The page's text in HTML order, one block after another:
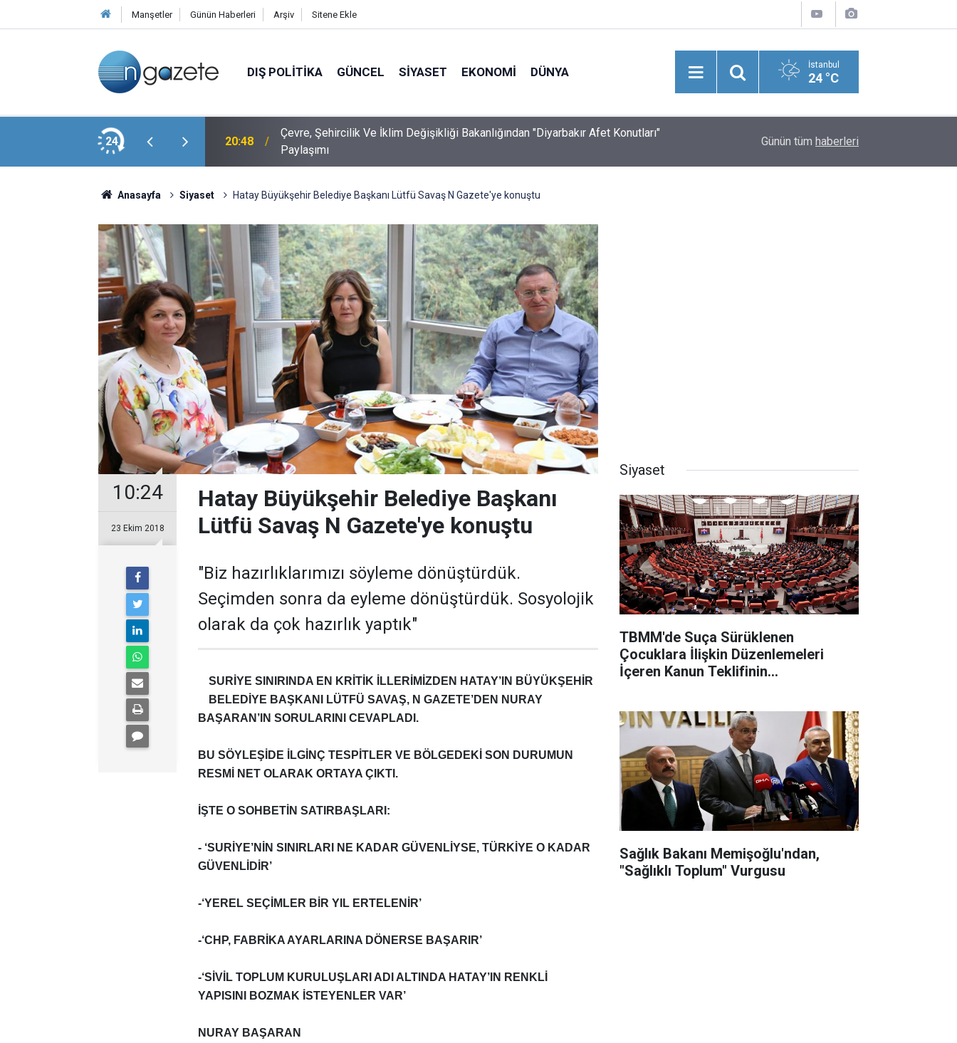
Manşetler Günün Haberleri Arşiv Sitene Ekle
DIŞ POLITIKA GÜNCEL SIYASET EKONOMI DÜNYA İstanbul
24 °C
24
Ağabeyi Hür Ağbaba, Egeşehir
20:48
Çevre, Şehircilik Ve İklim Değişikliği Bakanlığından "Diyarbakır Afet Konutları"
Paylaşımı
Yaralılar Olduğu Bildirildi
Günün tüm haberleri
Anasayfa Siyaset Hatay Büyükşehir Belediye Başkanı Lütfü Savaş N Gazete'ye konuştu
10:24
23 Ekim 2018
Hatay Büyükşehir Belediye Başkanı
Lütfü Savaş N Gazete'ye konuştu
"Biz hazırlıklarımızı söyleme dönüştürdük.
Seçimden sonra da eyleme dönüştürdük. Sosyolojik
olarak da çok hazırlık yaptık"
SURİYE SINIRINDA EN KRİTİK İLLERİMİZDEN HATAY’IN BÜYÜKŞEHİR
BELEDİYE BAŞKANI LÜTFÜ SAVAŞ, N GAZETE’DEN NURAY
BAŞARAN’IN SORULARINI CEVAPLADI.
BU SÖYLEŞİDE İLGİNÇ TESPİTLER VE BÖLGEDEKİ SON DURUMUN
RESMİ NET OLARAK ORTAYA ÇIKTI.
İŞTE O SOHBETİN SATIRBAŞLARI:
- ‘SURİYE’NİN SINIRLARI NE KADAR GÜVENLİYSE, TÜRKİYE O KADAR
GÜVENLİDİR’
-‘YEREL SEÇİMLER BİR YIL ERTELENİR’
-‘CHP, FABRİKA AYARLARINA DÖNERSE BAŞARIR’
-‘SİVİL TOPLUM KURULUŞLARI ADI ALTINDA HATAY’IN RENKLİ
YAPISINI BOZMAK İSTEYENLER VAR’
NURAY BAŞARAN
Siyaset
TBMM'de Suça Sürüklenen
Çocuklara İlişkin Düzenlemeleri
İçeren Kanun Teklifinin
Sağlık Bakanı Memişoğlu'ndan,
"Sağlıklı Toplum" Vurgusu